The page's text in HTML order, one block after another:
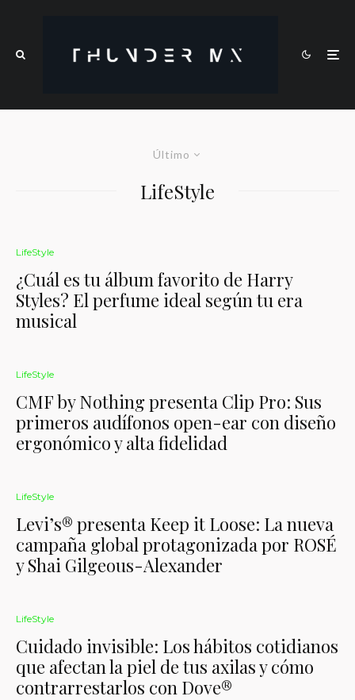
Último
LifeStyle
LifeStyle
¿Cuál es tu álbum favorito de Harry
Styles? El perfume ideal según tu era
musical
LifeStyle
CMF by Nothing presenta Clip Pro: Sus
primeros audífonos open-ear con diseño
ergonómico y alta fidelidad
LifeStyle
Levi’s® presenta Keep it Loose: La nueva
campaña global protagonizada por ROSÉ
y Shai Gilgeous-Alexander
LifeStyle
Cuidado invisible: Los hábitos cotidianos
que afectan la piel de tus axilas y cómo
contrarrestarlos con Dove®️